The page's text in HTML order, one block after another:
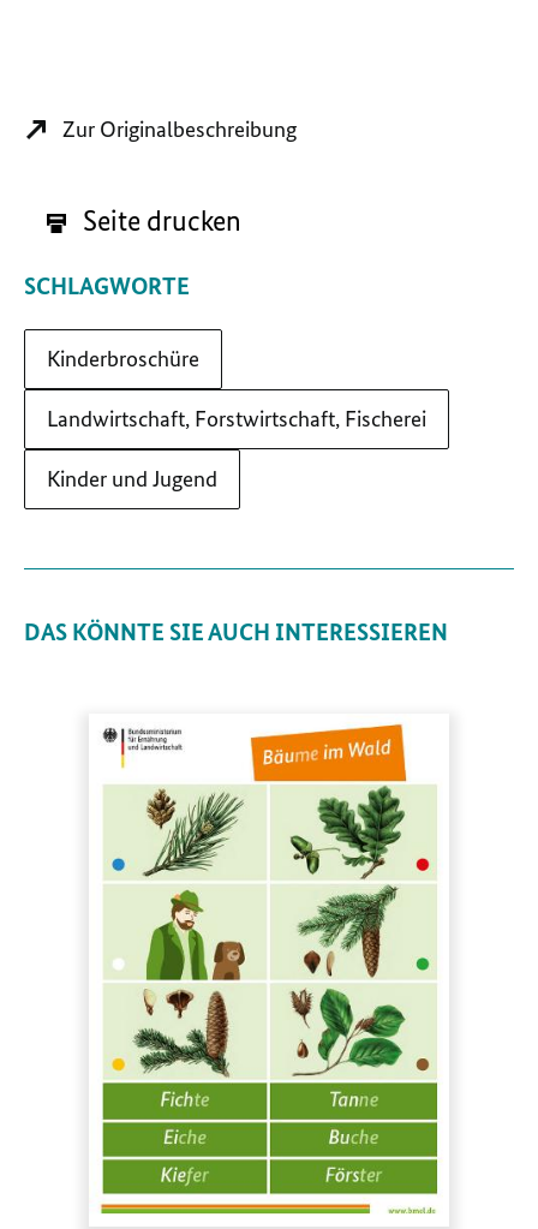
Zur Originalbeschreibung
Seite drucken
SCHLAGWORTE
Kinderbroschüre
Landwirtschaft, Forstwirtschaft, Fischerei
Kinder und Jugend
DAS KÖNNTE SIE AUCH INTERESSIEREN